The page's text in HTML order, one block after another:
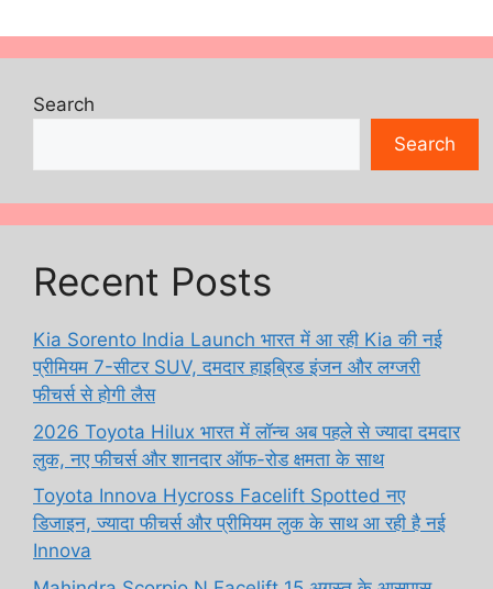
Search
Search
Recent Posts
Kia Sorento India Launch भारत में आ रही Kia की नई
प्रीमियम 7-सीटर SUV, दमदार हाइब्रिड इंजन और लग्जरी
फीचर्स से होगी लैस
2026 Toyota Hilux भारत में लॉन्च अब पहले से ज्यादा दमदार
लुक, नए फीचर्स और शानदार ऑफ-रोड क्षमता के साथ
Toyota Innova Hycross Facelift Spotted नए
डिजाइन, ज्यादा फीचर्स और प्रीमियम लुक के साथ आ रही है नई
Innova